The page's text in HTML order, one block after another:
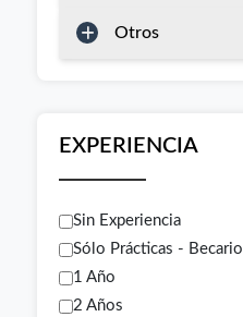
Otros
EXPERIENCIA
Sin Experiencia
Sólo Prácticas - Becario
1 Año
2 Años